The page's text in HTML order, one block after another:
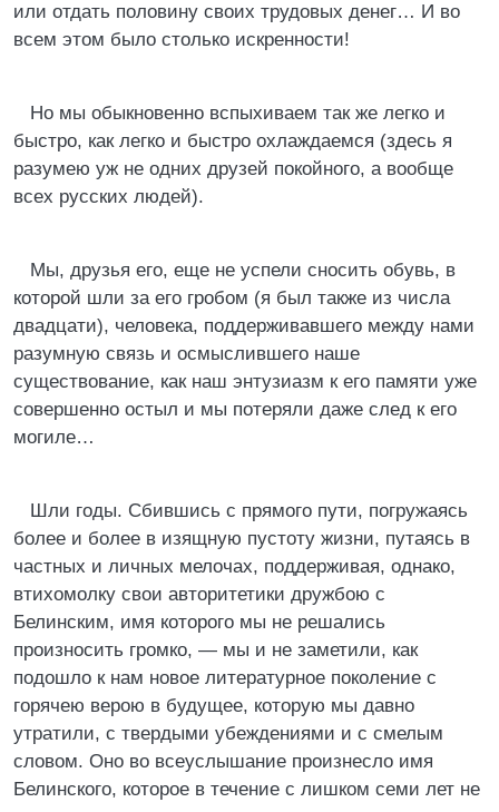
или отдать половину своих трудовых денег… И во
всем этом было столько искренности!
Но мы обыкновенно вспыхиваем так же легко и
быстро, как легко и быстро охлаждаемся (здесь я
разумею уж не одних друзей покойного, а вообще
всех русских людей).
Мы, друзья его, еще не успели сносить обувь, в
которой шли за его гробом (я был также из числа
двадцати), человека, поддерживавшего между нами
разумную связь и осмыслившего наше
существование, как наш энтузиазм к его памяти уже
совершенно остыл и мы потеряли даже след к его
могиле…
Шли годы. Сбившись с прямого пути, погружаясь
более и более в изящную пустоту жизни, путаясь в
частных и личных мелочах, поддерживая, однако,
втихомолку свои авторитетики дружбою с
Белинским, имя которого мы не решались
произносить громко, — мы и не заметили, как
подошло к нам новое литературное поколение с
горячею верою в будущее, которую мы давно
утратили, с твердыми убеждениями и с смелым
словом. Оно во всеуслышание произнесло имя
Белинского, которое в течение с лишком семи лет не